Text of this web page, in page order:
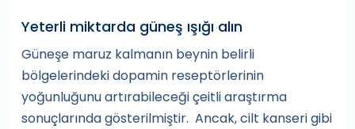
Yeterli miktarda güneş ışığı alın
Güneşe maruz kalmanın beynin belirli
bölgelerindeki dopamin reseptörlerinin
yoğunluğunu artırabileceği çeitli araştırma
sonuçlarında gösterilmiştir. Ancak, cilt kanseri gibi